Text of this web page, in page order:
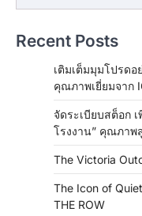
Recent Posts
เติมเต็มมุมโปรดอ
คุณภาพเยี่ยมจาก
จัดระเบียบสต็อก
โรงงาน” คุณภาพ
The Victoria
The Icon of
THE ROW